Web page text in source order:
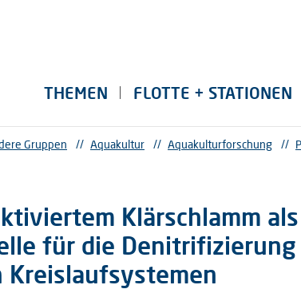
THEMEN FLOTTE + STATIONEN
Gruppen // Aquakultur // Aquakulturforschung //
Klärschlamm als
für die Denitrifizierung
Kreislaufsystemen